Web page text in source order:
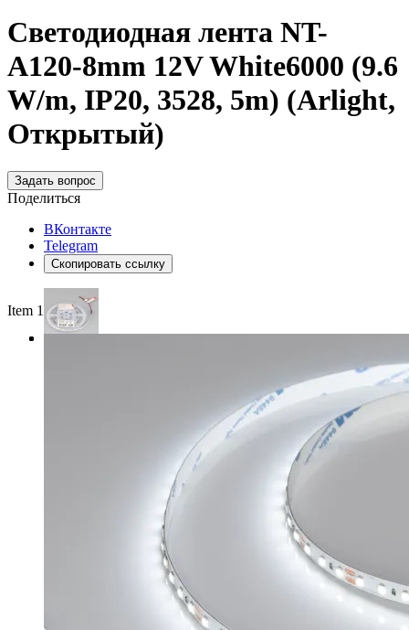
Светодиодная лента NT-
A120-8mm 12V White6000 (9.6
W/m, IP20, 3528, 5m) (Arlight,
Открытый)
Задать вопрос
Поделиться
ВКонтакте
Telegram
Скопировать ссылку
Item 1 of 3